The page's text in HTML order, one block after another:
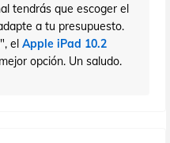
tendrás que escoger el
a tu presupuesto.
el Apple iPad 10.2
opción. Un saludo.